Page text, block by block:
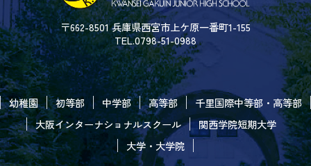
〒662-8501 兵庫県西宮市上ケ原一番町1-155
TEL.0798-51-0988
幼稚園 初等部 中学部 高等部
千里国際中等部・高等部
大阪インターナショナルスクール
関西学院短期大学
大学・大学院